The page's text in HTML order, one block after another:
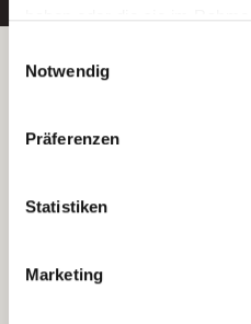
Wenn Sie auf „Cookies
Sie der Speicherung
Ihre Einwilligung
indem Sie die Cookie-
unserer
Notwendig
Präferenzen
Statistiken
Marketing
Betreiber der Webseite
Kantstraße 45a
(Ein Tochterunternehmen des
e.V.)